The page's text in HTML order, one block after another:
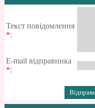
Текст повідомлення
*:
E-mail відправника
*: